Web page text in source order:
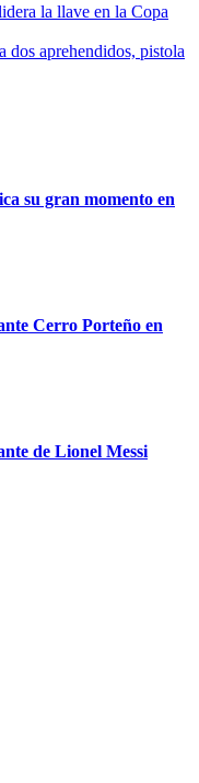
la llave en la Copa
dos aprehendidos, pistola
su gran momento en
Cerro Porteño en
de Lionel Messi